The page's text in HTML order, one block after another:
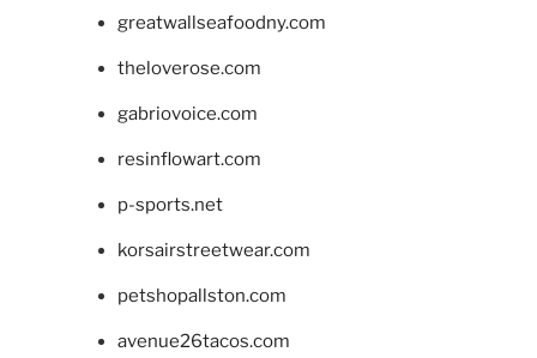
greatwallseafoodny.com
theloverose.com
gabriovoice.com
resinflowart.com
p-sports.net
korsairstreetwear.com
petshopallston.com
avenue26tacos.com